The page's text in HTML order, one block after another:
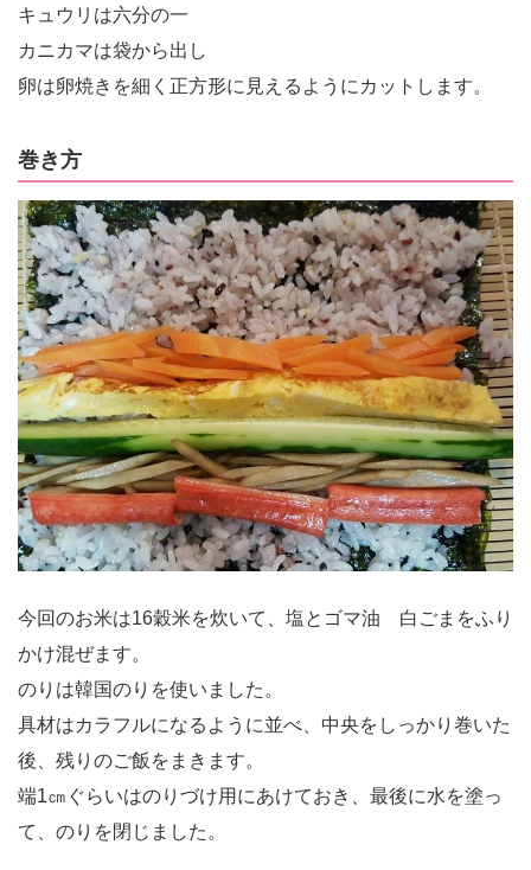
キュウリは六分の一
カニカマは袋から出し
卵は卵焼きを細く正方形に見えるようにカットします。
巻き方
今回のお米は16穀米を炊いて、塩とゴマ油 白ごまをふり
かけ混ぜます。
のりは韓国のりを使いました。
具材はカラフルになるように並べ、中央をしっかり巻いた
後、残りのご飯をまきます。
端1㎝ぐらいはのりづけ用にあけておき、最後に水を塗っ
て、のりを閉じました。